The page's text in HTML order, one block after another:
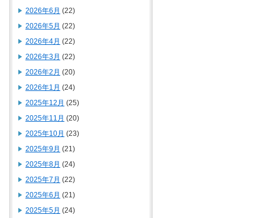
2026年6月 (22)
2026年5月 (22)
2026年4月 (22)
2026年3月 (22)
2026年2月 (20)
2026年1月 (24)
2025年12月 (25)
2025年11月 (20)
2025年10月 (23)
2025年9月 (21)
2025年8月 (24)
2025年7月 (22)
2025年6月 (21)
2025年5月 (24)